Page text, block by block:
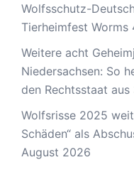
Wolfsschutz-
Tierheimfest Worms
Weitere acht
Niedersachsen: So
den Rechtsstaat aus
Wolfsrisse 2025
Schäden“ als
August 2026